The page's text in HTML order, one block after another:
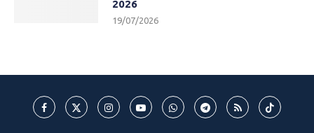
2026
19/07/2026